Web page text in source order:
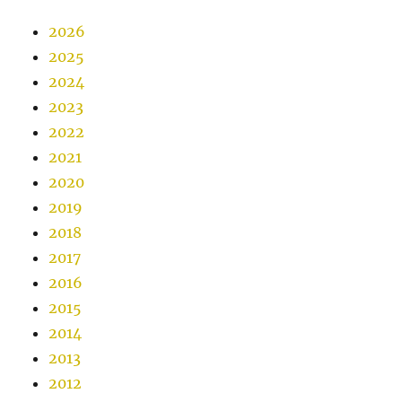
2026
2025
2024
2023
2022
2021
2020
2019
2018
2017
2016
2015
2014
2013
2012